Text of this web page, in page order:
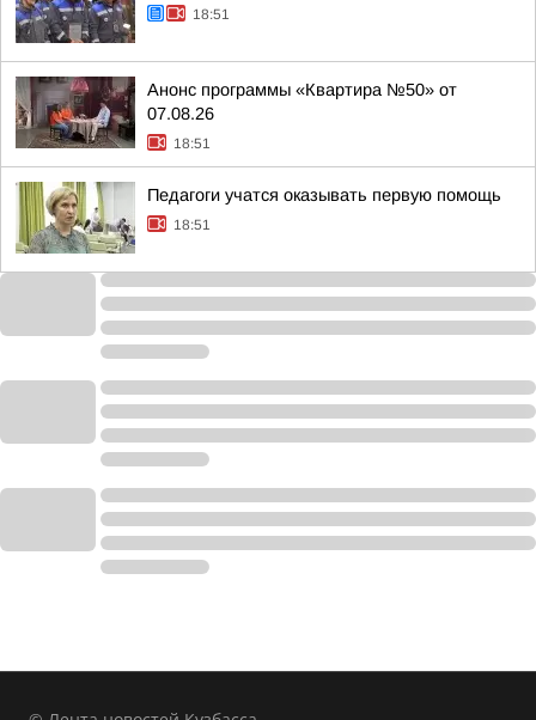
18:51
Анонс программы «Квартира №50» от
07.08.26
18:51
Педагоги учатся оказывать первую помощь
18:51